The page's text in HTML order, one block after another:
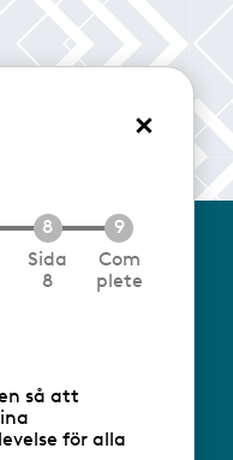
×
Sida
8
Com
plete
så att
för alla